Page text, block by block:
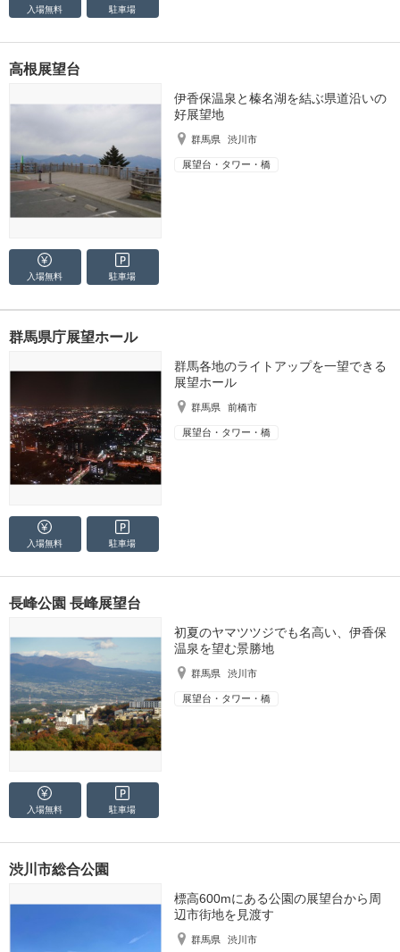
入場無料 駐車場
高根展望台
伊香保温泉と榛名湖を結ぶ県道沿いの
好展望地
群馬県 渋川市
展望台・タワー・橋
入場無料 駐車場
群馬県庁展望ホール
群馬各地のライトアップを一望できる
展望ホール
群馬県 前橋市
展望台・タワー・橋
入場無料 駐車場
長峰公園 長峰展望台
初夏のヤマツツジでも名高い、伊香保
温泉を望む景勝地
群馬県 渋川市
展望台・タワー・橋
入場無料 駐車場
渋川市総合公園
標高600mにある公園の展望台から周
辺市街地を見渡す
群馬県 渋川市